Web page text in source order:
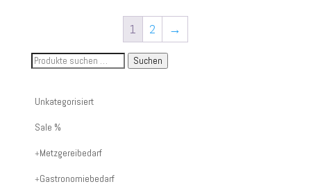
1 2
→
Suche
Artikelnummer
oder
Suchen
Unkategorisiert
Sale %
Metzgereibedarf
Gastronomiebedarf